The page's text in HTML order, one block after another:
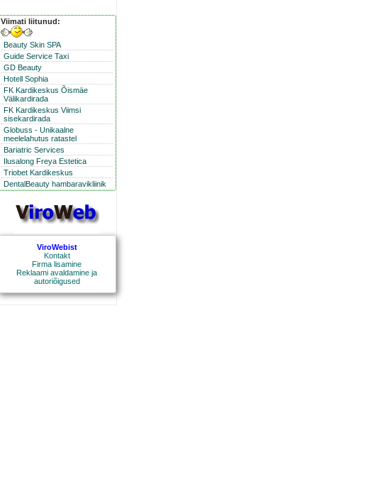
Viimati liitunud:
Beauty Skin SPA
Guide Service Taxi
GD Beauty
Hotell Sophia
FK Kardikeskus Õismäe
Välikardirada
FK Kardikeskus Viimsi
sisekardirada
Globuss - Unikaalne
meelelahutus ratastel
Bariatric Services
Ilusalong Freya Estetica
Triobet Kardikeskus
DentalBeauty hambaravikliinik
ViroWebist
Kontakt
Firma lisamine
Reklaami avaldamine ja
autoriõigused